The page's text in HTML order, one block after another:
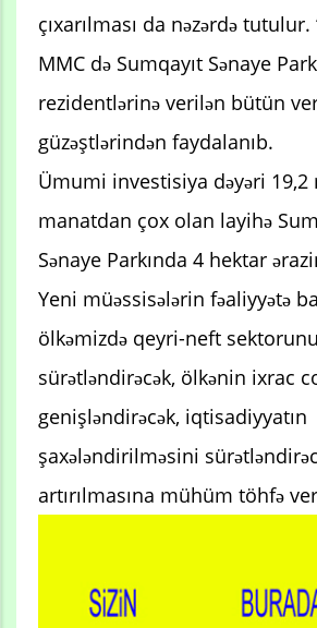
çıxarılması da nəzərdə
MMC də Sumqayıt Sənaye
rezidentlərinə verilən bütün
güzəştlərindən faydalanıb.
Ümumi investisiya dəyəri 19,2
manatdan çox olan layihə
Sənaye Parkında 4 hektar
Yeni müəssisələrin fəaliyyətə
ölkəmizdə qeyri-neft
sürətləndirəcək, ölkənin ixrac
genişləndirəcək, iqtisadiyyatın
şaxələndirilməsini
artırılmasına mühüm töhfə